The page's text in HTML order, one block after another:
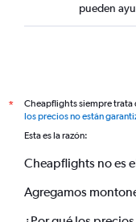
pueden
*
Cheapflights siempre trata
los precios no están
Esta es la razón:
Cheapflights no es
Agregamos